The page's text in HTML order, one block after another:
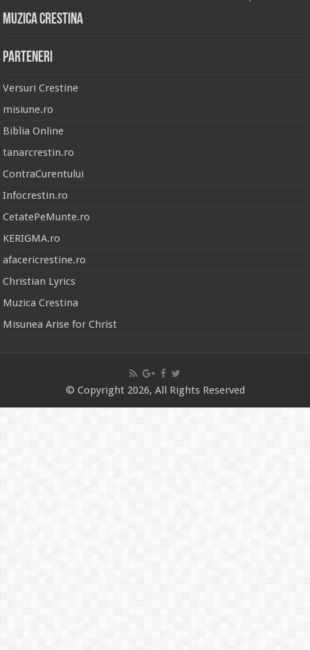
Muzica Crestina
Parteneri
Versuri Crestine
misiune.ro
Biblia Online
tanarcrestin.ro
ContraCurentului
Infocrestin.ro
CetatePeMunte.ro
KERIGMA.ro
afacericrestine.ro
Christian Lyrics
Muzica Crestina
Misunea Arise for Christ
© Copyright 2026, All Rights Reserved